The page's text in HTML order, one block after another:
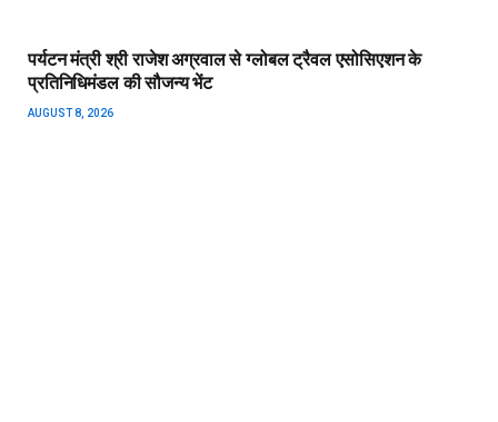
पर्यटन मंत्री श्री राजेश अग्रवाल से ग्लोबल ट्रैवल एसोसिएशन के
प्रतिनिधिमंडल की सौजन्य भेंट
AUGUST 8, 2026